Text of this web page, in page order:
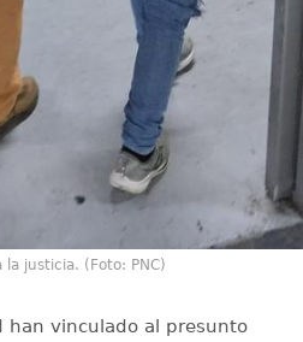
justicia. (Foto: PNC)
han vinculado al presunto